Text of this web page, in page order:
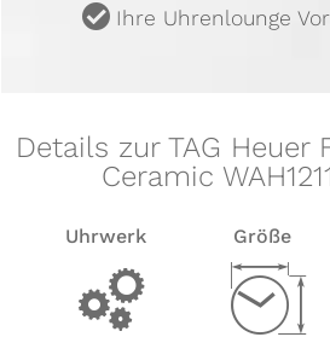
u Ihre Uhrenlounge
Details zur TAG Heuer
Ceramic
Uhrwerk
v
Größe
Z